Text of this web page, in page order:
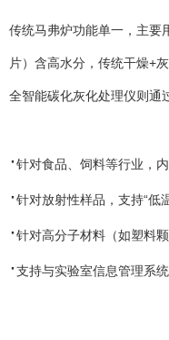
传统马弗炉功能单一，主要
片）含高水分，传统干燥+
全智能碳化灰化处理仪则通
·针对食品、饲料等行业，
·针对放射性样品，支持“
·针对高分子材料（如塑料
·支持与实验室信息管理系